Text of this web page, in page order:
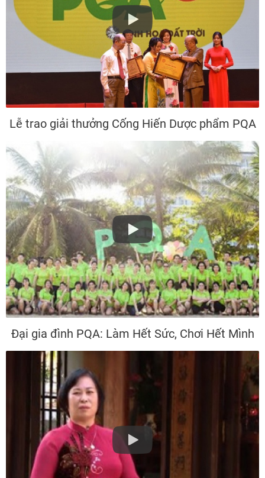
Lễ trao giải thưởng Cống Hiến Dược phẩm PQA
Đại gia đình PQA: Làm Hết Sức, Chơi Hết Mình